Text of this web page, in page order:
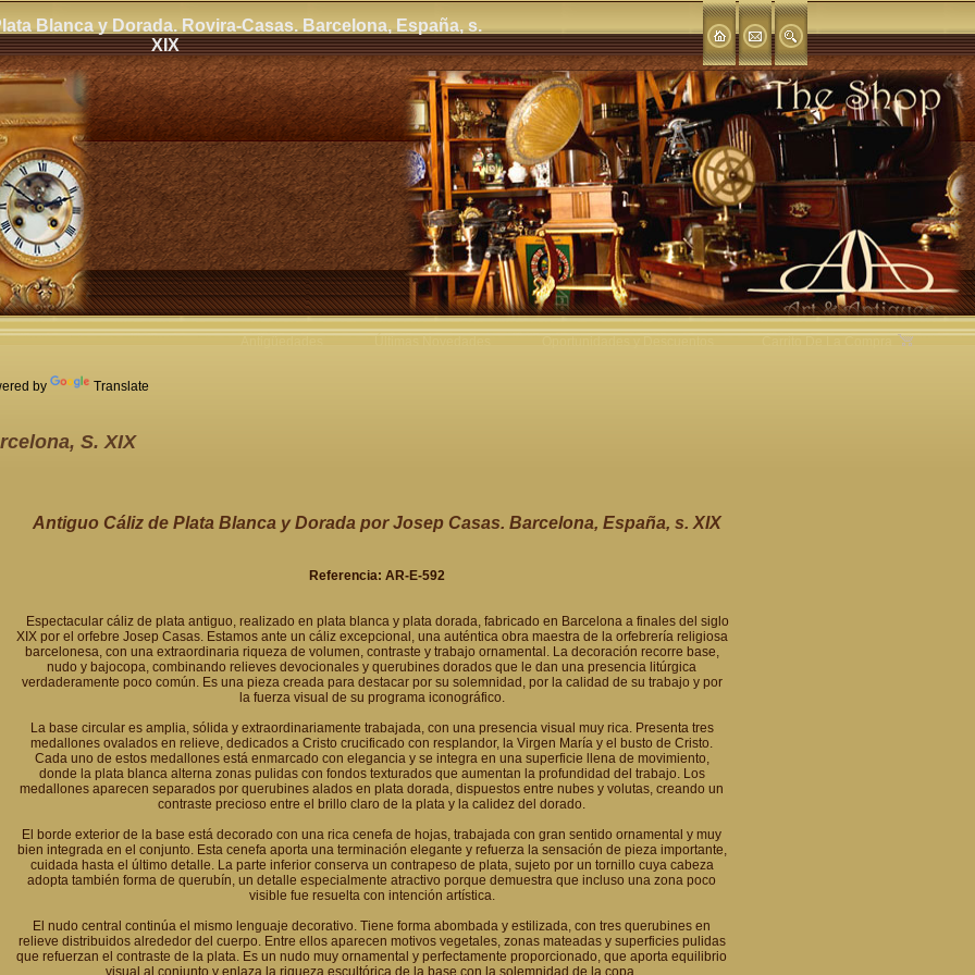
Blanca y Dorada. Rovira-Casas. Barcelona, España, s.
XIX
by Translate
S. XIX
Antiguo Cáliz de Plata Blanca y Dorada por Josep Casas. Barcelona, España, s. XIX
Referencia: AR-E-592
Espectacular cáliz de plata antiguo, realizado en plata blanca y plata dorada, fabricado en Barcelona a finales del siglo
XIX por el orfebre Josep Casas. Estamos ante un cáliz excepcional, una auténtica obra maestra de la orfebrería religiosa
barcelonesa, con una extraordinaria riqueza de volumen, contraste y trabajo ornamental. La decoración recorre base,
nudo y bajocopa, combinando relieves devocionales y querubines dorados que le dan una presencia litúrgica
verdaderamente poco común. Es una pieza creada para destacar por su solemnidad, por la calidad de su trabajo y por
la fuerza visual de su programa iconográfico.
La base circular es amplia, sólida y extraordinariamente trabajada, con una presencia visual muy rica. Presenta tres
medallones ovalados en relieve, dedicados a Cristo crucificado con resplandor, la Virgen María y el busto de Cristo.
Cada uno de estos medallones está enmarcado con elegancia y se integra en una superficie llena de movimiento,
donde la plata blanca alterna zonas pulidas con fondos texturados que aumentan la profundidad del trabajo. Los
medallones aparecen separados por querubines alados en plata dorada, dispuestos entre nubes y volutas, creando un
contraste precioso entre el brillo claro de la plata y la calidez del dorado.
El borde exterior de la base está decorado con una rica cenefa de hojas, trabajada con gran sentido ornamental y muy
bien integrada en el conjunto. Esta cenefa aporta una terminación elegante y refuerza la sensación de pieza importante,
cuidada hasta el último detalle. La parte inferior conserva un contrapeso de plata, sujeto por un tornillo cuya cabeza
adopta también forma de querubín, un detalle especialmente atractivo porque demuestra que incluso una zona poco
visible fue resuelta con intención artística.
El nudo central continúa el mismo lenguaje decorativo. Tiene forma abombada y estilizada, con tres querubines en
relieve distribuidos alrededor del cuerpo. Entre ellos aparecen motivos vegetales, zonas mateadas y superficies pulidas
que refuerzan el contraste de la plata. Es un nudo muy ornamental y perfectamente proporcionado, que aporta equilibrio
visual al conjunto y enlaza la riqueza escultórica de la base con la solemnidad de la copa.